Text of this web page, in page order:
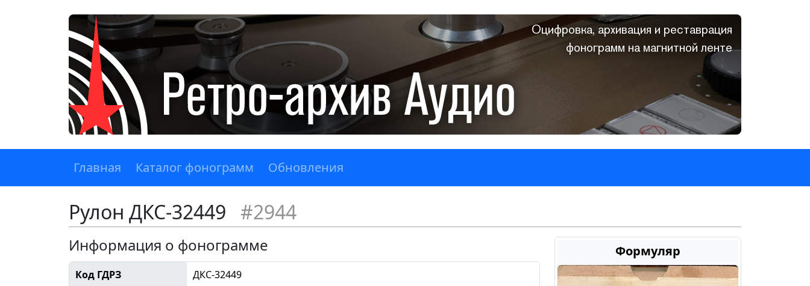
Оцифровка, архивация и реставрация
фонограмм на магнитной ленте
Главная Каталог фонограмм Обновления
Рулон ДКС-32449 #2944
Формуляр
Информация о фонограмме
Код ГДРЗ
ДКС-32449